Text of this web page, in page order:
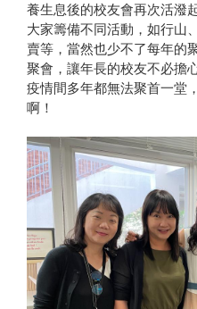
養生息後的校友會再次活潑
大家籌備不同活動，如行山
賣等，當然也少不了每年的
聚會，讓年長的校友不必擔
疫情間多年都無法聚首一堂
啊！